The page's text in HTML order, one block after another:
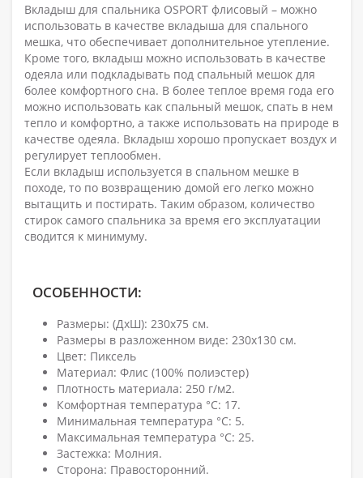
Вкладыш для спальника OSPORT флисовый – можно
использовать в качестве вкладыша для спального
мешка, что обеспечивает дополнительное утепление.
Кроме того, вкладыш можно использовать в качестве
одеяла или подкладывать под спальный мешок для
более комфортного сна. В более теплое время года его
можно использовать как спальный мешок, спать в нем
тепло и комфортно, а также использовать на природе в
качестве одеяла. Вкладыш хорошо пропускает воздух и
регулирует теплообмен.
Если вкладыш используется в спальном мешке в
походе, то по возвращению домой его легко можно
вытащить и постирать. Таким образом, количество
стирок самого спальника за время его эксплуатации
сводится к минимуму.
ОСОБЕННОСТИ:
Размеры: (ДхШ): 230х75 см.
Размеры в разложенном виде: 230х130 см.
Цвет: Пиксель
Материал: Флис (100% полиэстер)
Плотность материала: 250 г/м2.
Комфортная температура °C: 17.
Минимальная температура °C: 5.
Максимальная температура °C: 25.
Застежка: Молния.
Сторона: Правосторонний.